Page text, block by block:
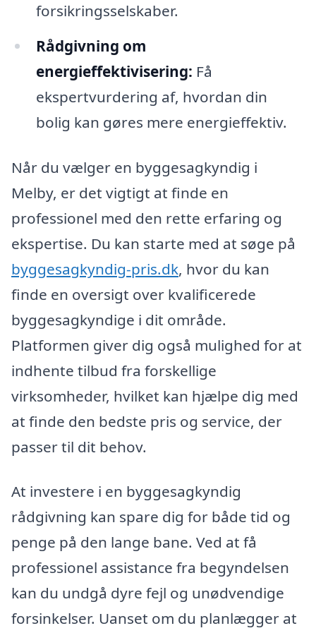
forsikringsselskaber.
Rådgivning om
energieffektivisering: Få
ekspertvurdering af, hvordan din
bolig kan gøres mere energieffektiv.
Når du vælger en byggesagkyndig i
Melby, er det vigtigt at finde en
professionel med den rette erfaring og
ekspertise. Du kan starte med at søge på
byggesagkyndig-pris.dk, hvor du kan
finde en oversigt over kvalificerede
byggesagkyndige i dit område.
Platformen giver dig også mulighed for at
indhente tilbud fra forskellige
virksomheder, hvilket kan hjælpe dig med
at finde den bedste pris og service, der
passer til dit behov.
At investere i en byggesagkyndig
rådgivning kan spare dig for både tid og
penge på den lange bane. Ved at få
professionel assistance fra begyndelsen
kan du undgå dyre fejl og unødvendige
forsinkelser. Uanset om du planlægger at